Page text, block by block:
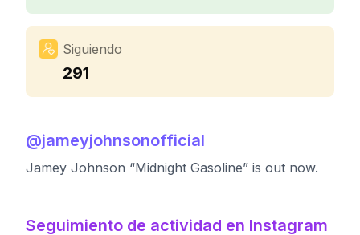
Siguiendo
291
@jameyjohnsonofficial
Jamey Johnson “Midnight Gasoline” is out now.
Seguimiento de actividad en Instagram